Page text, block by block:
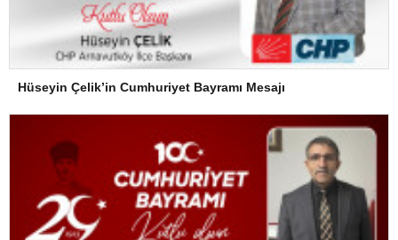
Hüseyin Çelik’in Cumhuriyet Bayramı Mesajı